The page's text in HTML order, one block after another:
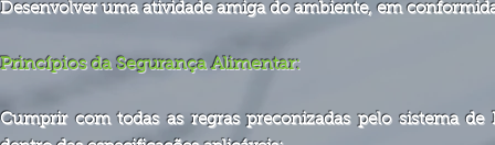
Desenvolver uma atividade amiga do ambiente, em
Princípios da Segurança Alimentar:
Cumprir com todas as regras preconizadas pelo sistema